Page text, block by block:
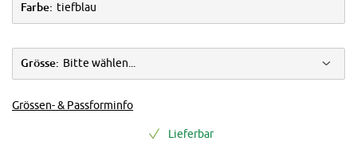
Farbe: tiefblau
Grösse: Bitte wählen...
Grössen- & Passforminfo
Lieferbar